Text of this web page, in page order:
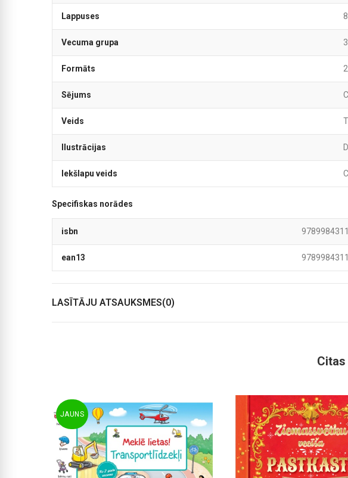
Lappuses
Vecuma grupa
Formāts
Sējums
Veids
Ilustrācijas
Iekšlapu veids
Specifiskas norādes
isbn
ean13
LASĪTĀJU ATSAUKSMES(0)
JAUNS